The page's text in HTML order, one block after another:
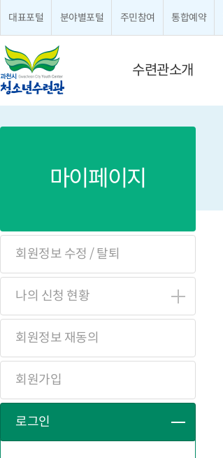
대표포털 분야별포털 주민참여 통합예약
메뉴 구성
수련관소개
마이페이지
회원정보 수정 / 탈퇴
나의 신청 현황
회원정보 재동의
회원가입
로그인